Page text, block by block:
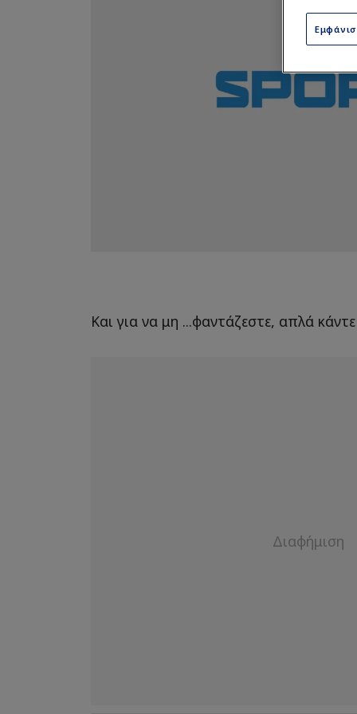
Και για να μη ...φαντάζεστε, απλά κάντε